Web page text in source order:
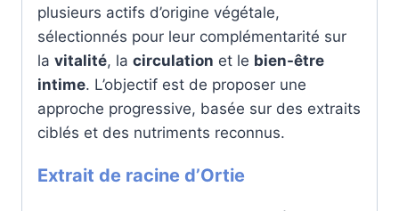
plusieurs actifs d’origine végétale,
sélectionnés pour leur complémentarité sur
la vitalité, la circulation et le bien-être
intime. L’objectif est de proposer une
approche progressive, basée sur des extraits
ciblés et des nutriments reconnus.
Extrait de racine d’Ortie